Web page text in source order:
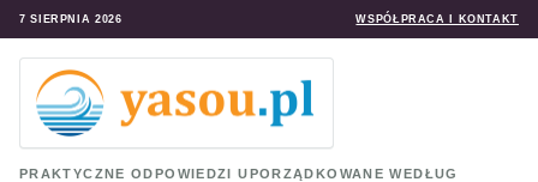
7 SIERPNIA 2026 WSPÓŁPRACA I KONTAKT
PRAKTYCZNE ODPOWIEDZI UPORZĄDKOWANE WEDŁUG